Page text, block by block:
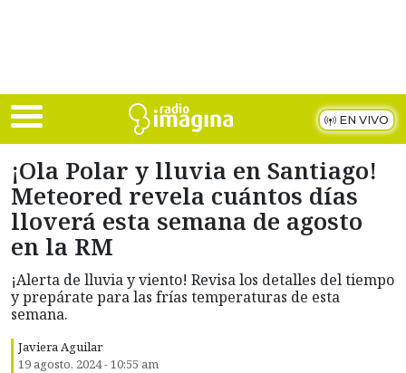
EN VIVO
¡Ola Polar y lluvia en Santiago!
Meteored revela cuántos días
lloverá esta semana de agosto
en la RM
¡Alerta de lluvia y viento! Revisa los detalles del tiempo
y prepárate para las frías temperaturas de esta
semana.
Javiera Aguilar
19 agosto, 2024 - 10:55 am